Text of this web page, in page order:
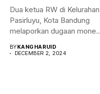
Dua ketua RW di Kelurahan
Pasirluyu, Kota Bandung
melaporkan dugaan money
BYKANGHARUID
DECEMBER 2, 2024